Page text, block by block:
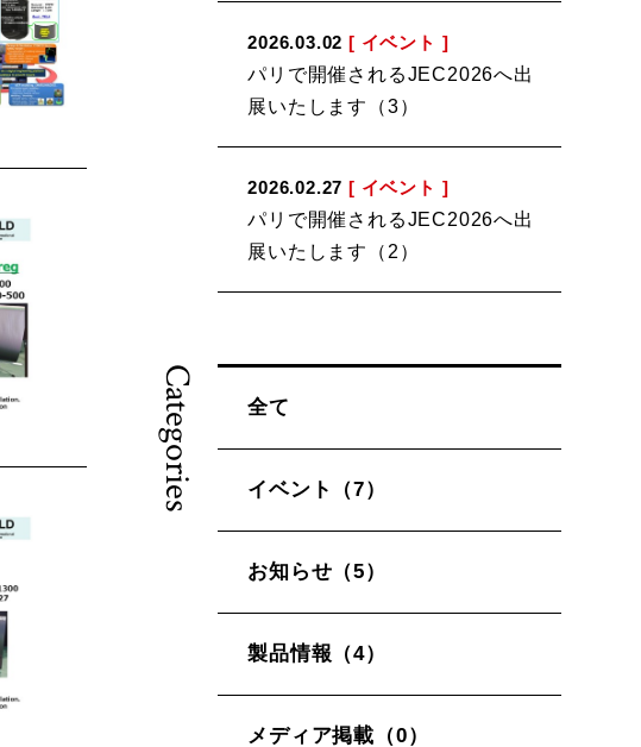
2026.03.02 [ イベント ]
パリで開催されるJEC2026へ出
展いたします（3）
2026.02.27 [ イベント ]
パリで開催されるJEC2026へ出
展いたします（2）
Categories 全て
イベント（7）
お知らせ（5）
製品情報（4）
メディア掲載（0）